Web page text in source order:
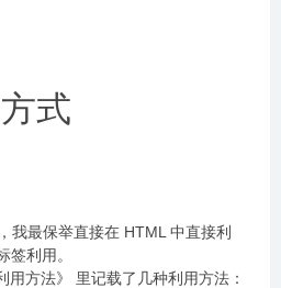
式
我最保举直接在 HTML 中直接利
签利用。
用方法》 里记载了几种利用方法：